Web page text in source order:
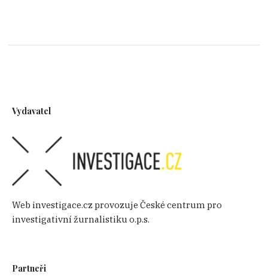
Vydavatel
Web investigace.cz provozuje České centrum pro
investigativní žurnalistiku o.p.s.
Partneři